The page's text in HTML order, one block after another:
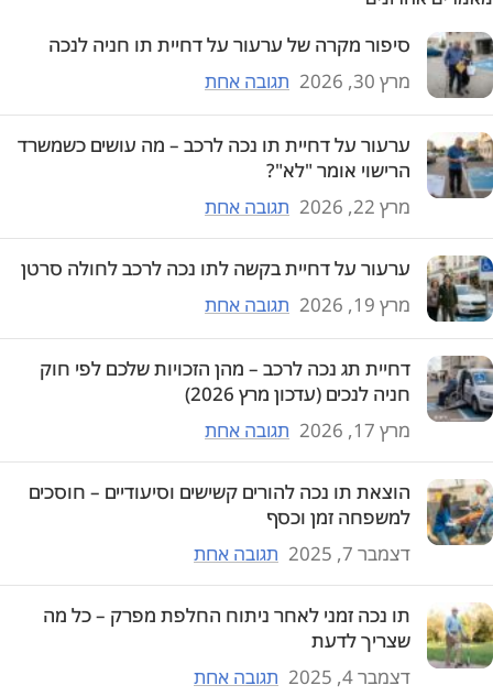
סיפור מקרה של ערעור על דחיית תו חניה לנכה
מרץ 30, 2026
תגובה אחת
ערעור על דחיית תו נכה לרכב – מה עושים כשמשרד
הרישוי אומר "לא"?
מרץ 22, 2026
תגובה אחת
ערעור על דחיית בקשה לתו נכה לרכב לחולה סרטן
מרץ 19, 2026
תגובה אחת
דחיית תג נכה לרכב – מהן הזכויות שלכם לפי חוק
חניה לנכים (עדכון מרץ 2026)
מרץ 17, 2026
תגובה אחת
הוצאת תו נכה להורים קשישים וסיעודיים – חוסכים
למשפחה זמן וכסף
דצמבר 7, 2025
תגובה אחת
תו נכה זמני לאחר ניתוח החלפת מפרק – כל מה
שצריך לדעת
דצמבר 4, 2025
תגובה אחת